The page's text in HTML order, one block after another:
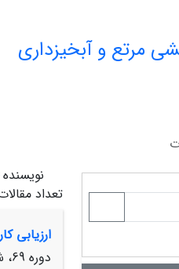
مرتع و آبخیزداری
تعداد
ارزیابی
دوره 69، شماره 4، زمستان 1395، صفحه